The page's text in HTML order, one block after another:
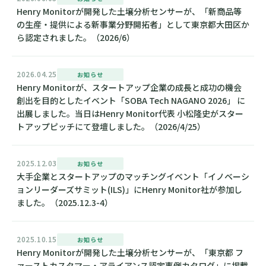
Henry Monitorが開発した土壌分析センサーが、「新商品等
の生産・提供による新事業分野開拓者」として東京都大田区か
ら認定されました。（2026/6）
2026.04.25 お知らせ
Henry Monitorが、スタートアップ企業の成長と成功の機会
創出を目的としたイベント「SOBA Tech NAGANO 2026」 に
出展しました。当日はHenry Monitor代表 小松隆史がスター
トアップピッチにて登壇しました。（2026/4/25）
2025.12.03 お知らせ
大手企業とスタートアップのマッチングイベント「イノベーシ
ョンリーダーズサミット(ILS)」にHenry Monitor社が参加し
ました。（2025.12.3-4）
2025.10.15 お知らせ
Henry Monitorが開発した土壌分析センサーが、「東京都 フ